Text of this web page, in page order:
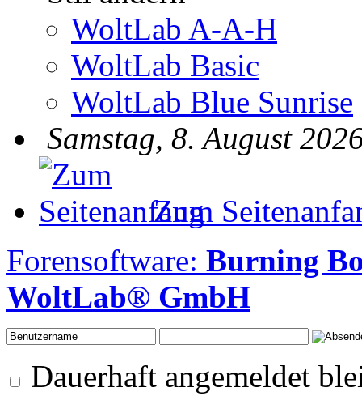
WoltLab A-A-H
WoltLab Basic
WoltLab Blue Sunrise
Samstag, 8. August
Zum
Forensoftware: Burning
WoltLab® GmbH
Dauerhaft angemeldet